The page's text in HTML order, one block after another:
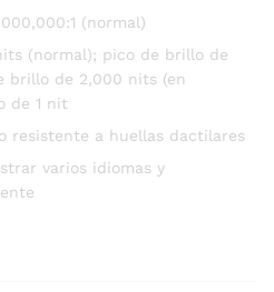
(normal)
(normal); pico de brillo de
brillo de 2,000 nits (en
de 1 nit
resistente a huellas dactilares
varios idiomas y